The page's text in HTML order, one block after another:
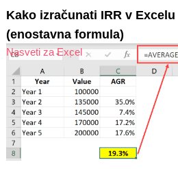
Kako izračunati IRR v Excelu
(enostavna formula)
Nasveti za Excel